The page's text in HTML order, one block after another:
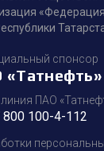
«Федерация
спонсор
«Татнефть»
ПАО
800 100-4-112